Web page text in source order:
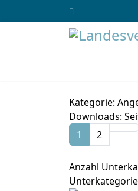
Kategorie:
Downloads:
1
2
Anzahl